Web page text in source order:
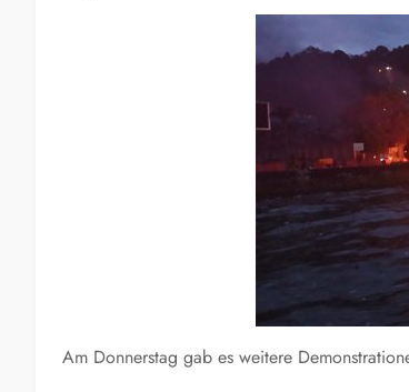
Am Donnerstag gab es weitere